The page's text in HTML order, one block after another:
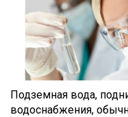
Подземная вода,
водоснабжения,